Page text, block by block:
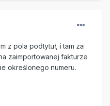
z pola podtytuł, i tam za
zaimportowanej fakturze
określonego numeru.